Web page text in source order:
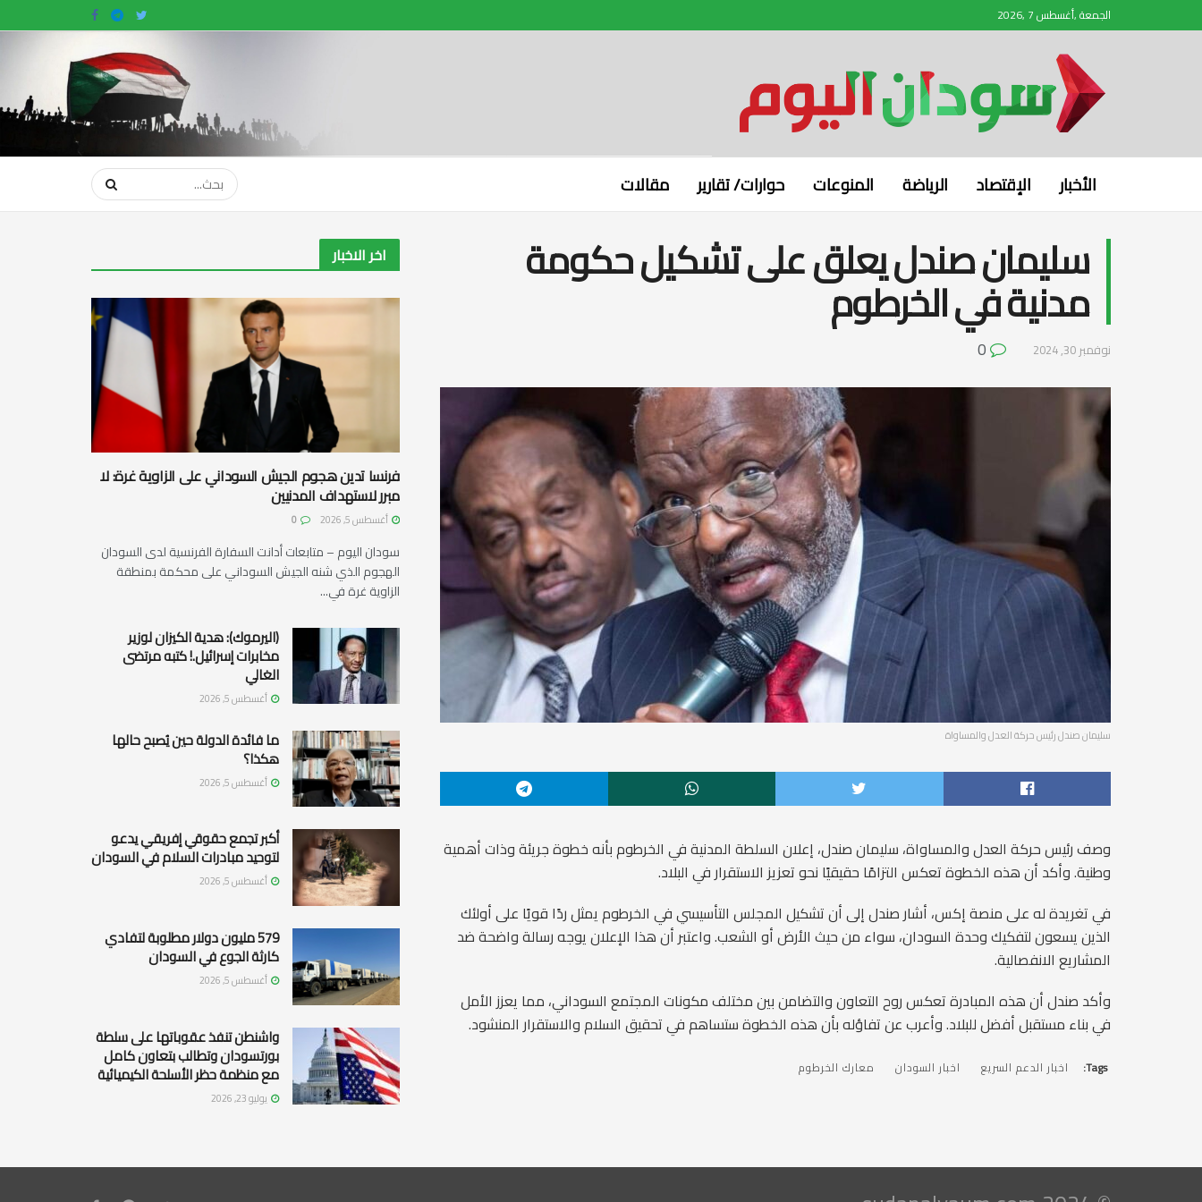
الجمعة ,أغسطس 7 ,2026
الأخبار الإقتصاد الرياضة المنوعات حوارات/ تقارير مقالات
سليمان صندل يعلق على تشكيل حكومة
مدنية في الخرطوم
نوفمبر 30, 2024
سليمان صندل رئيس حركة العدل والمساواة
وصف رئيس حركة العدل والمساواة، سليمان صندل، إعلان السلطة المدنية في الخرطوم بأنه خطوة جريئة وذات أهمية
وطنية. وأكد أن هذه الخطوة تعكس التزامًا حقيقيًا نحو تعزيز الاستقرار في البلاد.
في تغريدة له على منصة إكس، أشار صندل إلى أن تشكيل المجلس التأسيسي في الخرطوم يمثل ردًا قويًا على أولئك
الذين يسعون لتفكيك وحدة السودان، سواء من حيث الأرض أو الشعب. واعتبر أن هذا الإعلان يوجه رسالة واضحة ضد
المشاريع الانفصالية.
وأكد صندل أن هذه المبادرة تعكس روح التعاون والتضامن بين مختلف مكونات المجتمع السوداني، مما يعزز الأمل
في بناء مستقبل أفضل للبلاد. وأعرب عن تفاؤله بأن هذه الخطوة ستساهم في تحقيق السلام والاستقرار المنشود.
Tags: اخبار الدعم السريع اخبار السودان معارك الخرطوم
اخر الاخبار
فرنسا تدين هجوم الجيش السوداني على الزاوية غرة: لا
مبرر لاستهداف المدنيين
أغسطس 5, 2026
سودان اليوم – متابعات أدانت السفارة الفرنسية لدى السودان
الهجوم الذي شنه الجيش السوداني على محكمة بمنطقة
الزاوية غرة في...
(اليرموك): هدية الكيزان لوزير
مخابرات إسرائيل.! كتبه مرتضى
الغالي
أغسطس 5, 2026
ما فائدة الدولة حين يُصبح حالها
هكذا؟
أغسطس 5, 2026
أكبر تجمع حقوقي إفريقي يدعو
لتوحيد مبادرات السلام في السودان
أغسطس 5, 2026
579 مليون دولار مطلوبة لتفادي
كارثة الجوع في السودان
أغسطس 5, 2026
واشنطن تنفذ عقوباتها على سلطة
بورتسودان وتطالب بتعاون كامل
مع منظمة حظر الأسلحة الكيميائية
يوليو 23, 2026